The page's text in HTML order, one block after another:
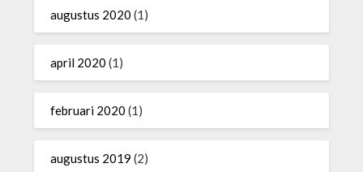
augustus 2020 (1)
april 2020 (1)
februari 2020 (1)
augustus 2019 (2)